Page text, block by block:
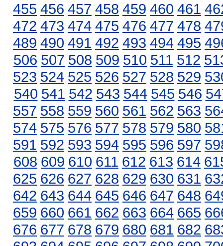
455 456 457 458 459 460 461
472 473 474 475 476 477 478
489 490 491 492 493 494 495
506 507 508 509 510 511 512
523 524 525 526 527 528 529
540 541 542 543 544 545 546
557 558 559 560 561 562 563
574 575 576 577 578 579 580
591 592 593 594 595 596 597
608 609 610 611 612 613 614
625 626 627 628 629 630 631
642 643 644 645 646 647 648
659 660 661 662 663 664 665
676 677 678 679 680 681 682